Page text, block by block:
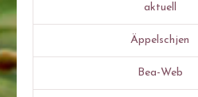
aktuell
Äppelschjen
Bea-Web